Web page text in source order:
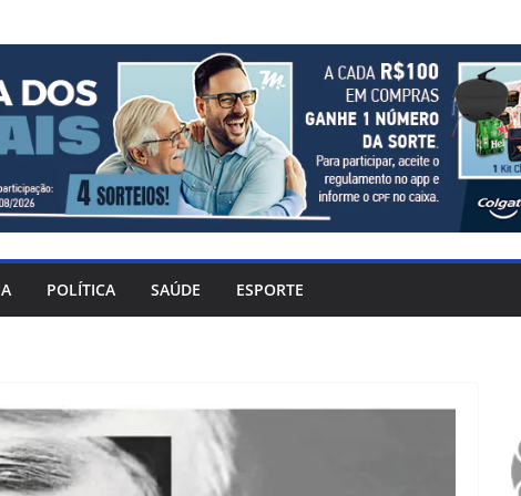
POLÍTICA SAÚDE ESPORTE